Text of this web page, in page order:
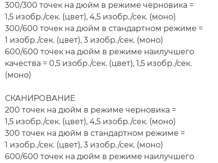
300/300 точек на дюйм в режиме черновика =
1,5 изобр./сек. (цвет), 4,5 изобр./сек. (моно)
300/600 точек на дюйм в стандартном режиме =
1 изобр./сек. (цвет), 3 изобр./сек. (моно)
600/600 точек на дюйм в режиме наилучшего
качества = 0,5 изобр./сек. (цвет), 1,5 изобр./сек.
(моно)
СКАНИРОВАНИЕ
200 точек на дюйм в режиме черновика =
1,5 изобр./сек. (цвет), 4,5 изобр./сек. (моно)
300 точек на дюйм в стандартном режиме =
1 изобр./сек. (цвет), 3 изобр./сек. (моно)
600/600 точек на дюйм в режиме наилучшего